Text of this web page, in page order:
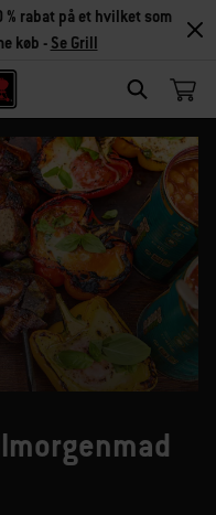
SEARCH
rabat på et hvilket som
køb - Se Grill